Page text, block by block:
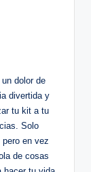
dolor de
divertida y
tu kit a tu
Solo
en vez
de cosas